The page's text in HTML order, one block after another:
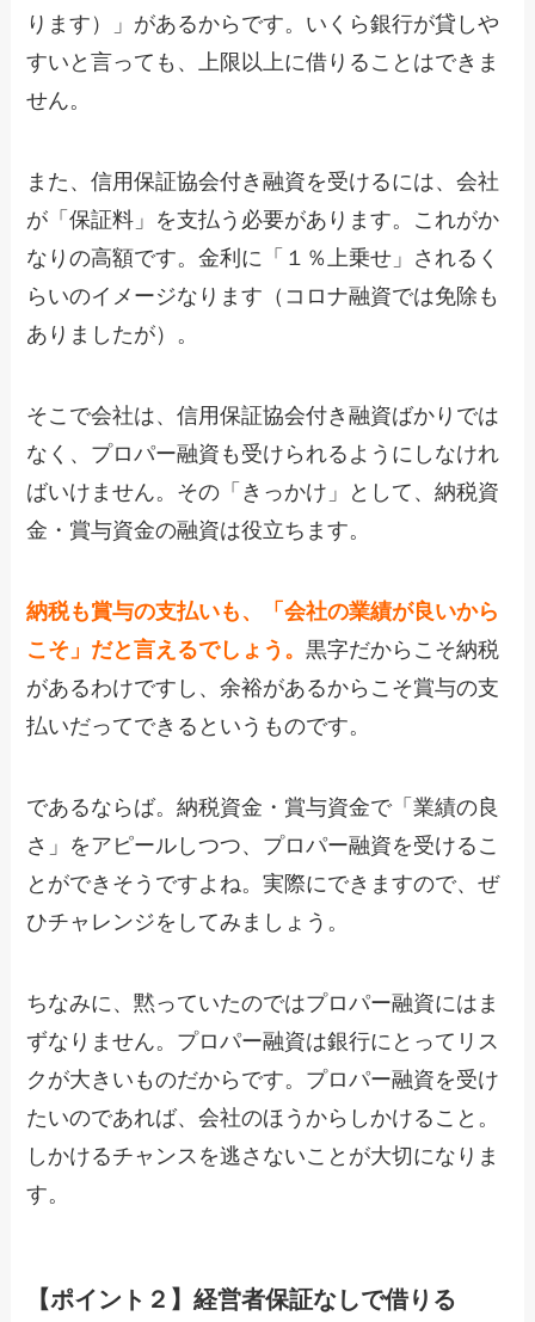
ります）」があるからです。いくら銀行が貸しや
すいと言っても、上限以上に借りることはできま
せん。
また、信用保証協会付き融資を受けるには、会社
が「保証料」を支払う必要があります。これがか
なりの高額です。金利に「１％上乗せ」されるく
らいのイメージなります（コロナ融資では免除も
ありましたが）。
そこで会社は、信用保証協会付き融資ばかりでは
なく、プロパー融資も受けられるようにしなけれ
ばいけません。その「きっかけ」として、納税資
金・賞与資金の融資は役立ちます。
納税も賞与の支払いも、「会社の業績が良いから
こそ」だと言えるでしょう。黒字だからこそ納税
があるわけですし、余裕があるからこそ賞与の支
払いだってできるというものです。
であるならば。納税資金・賞与資金で「業績の良
さ」をアピールしつつ、プロパー融資を受けるこ
とができそうですよね。実際にできますので、ぜ
ひチャレンジをしてみましょう。
ちなみに、黙っていたのではプロパー融資にはま
ずなりません。プロパー融資は銀行にとってリス
クが大きいものだからです。プロパー融資を受け
たいのであれば、会社のほうからしかけること。
しかけるチャンスを逃さないことが大切になりま
す。
【ポイント２】経営者保証なしで借りる